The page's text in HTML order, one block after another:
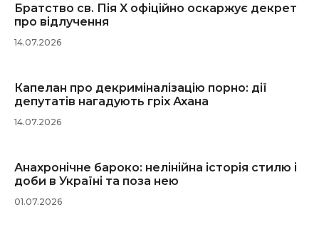
Братство св. Пія X офіційно оскаржує декрет
про відлучення
14.07.2026
Капелан про декриміналізацію порно: дії
депутатів нагадують гріх Ахана
14.07.2026
Анахронічне бароко: нелінійна історія стилю і
доби в Україні та поза нею
01.07.2026